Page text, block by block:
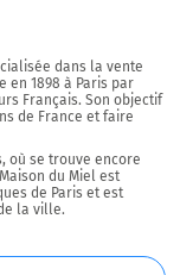
dans la vente
en 1898 à Paris par
Français. Son objectif
de France et faire
où se trouve encore
du Miel est
de Paris et est
la ville.